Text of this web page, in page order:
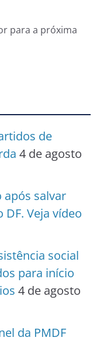
para a próxima
de
4 de agosto
salvar
Veja vídeo
social
para início
4 de agosto
da PMDF